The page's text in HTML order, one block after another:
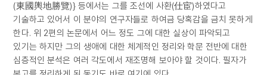
(東國輿地勝覽)} 등에서는 그를 조선에 사환(仕宦)하였다고
기술하고 있어서 이 분야의 연구자들로 하여금 당혹감을 금치 못하게
한다. 위 2편의 논문에서 어느 정도 그에 대한 실상이 파악되고
있기는 하지만 그의 생애에 대한 체계적인 정리와 학문 전반에 대한
심층적인 분석은 여러 각도에서 재조명해 보아야 할 것이다. 필자가